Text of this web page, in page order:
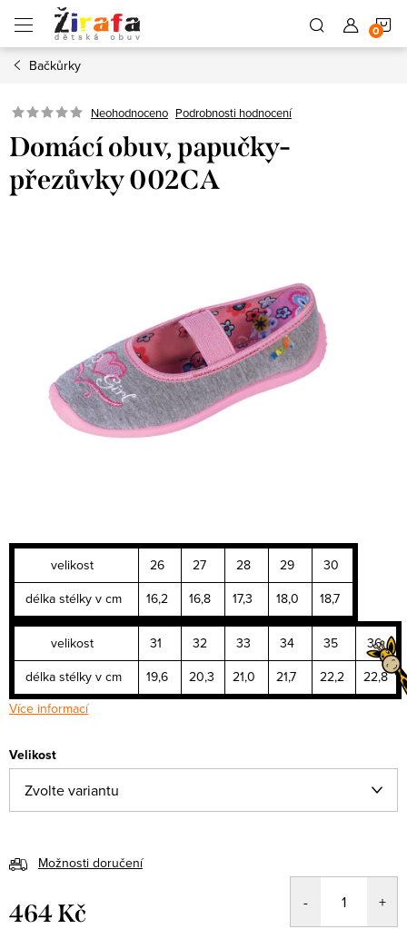
obsah
Bačkůrky
Neohodnoceno Podrobnosti hodnocení
Domácí obuv, papučky-
přezůvky 002CA
velikost 26 27 28 29
30
délka stélky v cm
16,2 16,8 17,3 18,0 18,7
velikost 31 32 33 34 35
36
délka stélky v cm
19,6 20,3 21,0 21,7 22,2
22,8
Více informací
Velikost
Možnosti doručení
464 Kč